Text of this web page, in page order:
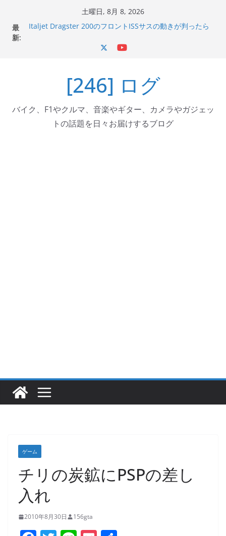
土曜日, 8月 8, 2026
最
新:
Italjet Dragster 200のフロントISSサスの動きが判ったら
Italjet Dragster 200が納車完了！各部をチェックして、ス
Ken Block 逝去
岩手県奥州市へのふるさと納税で KGR HARMONY 南部鉄
器エフェクターが返礼品でもらえる！
[246] ログ
バイク、F1やクルマ、音楽やギター、カメラやガジェッ
トの話題を日々お届けするブログ
ゲーム
チリの炭鉱にPSPの差し
入れ
2010年8月30日 156gta